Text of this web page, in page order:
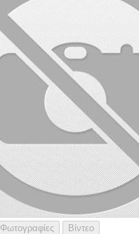
Φωτογραφίες
Βίντεο